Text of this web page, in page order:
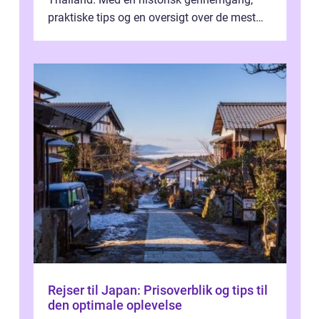
praktiske tips og en oversigt over de mest
Rejser til Japan: Prisoverblik og tips til
den optimale oplevelse